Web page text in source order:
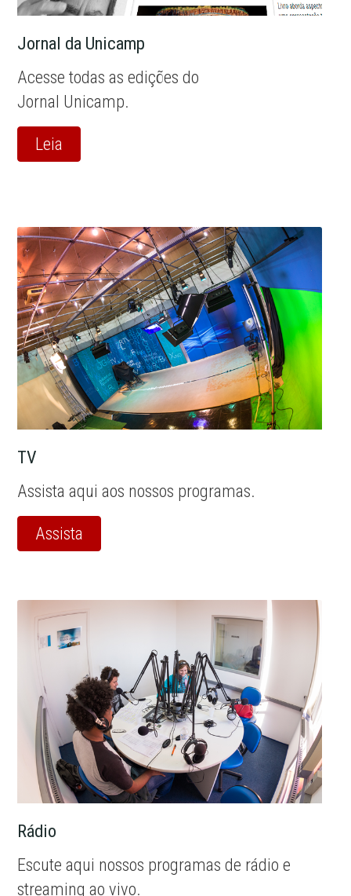
Jornal da Unicamp
Acesse todas as edições do
Jornal Unicamp.
Leia
TV
Assista aqui aos nossos programas.
Assista
Rádio
Escute aqui nossos programas de rádio e
streaming ao vivo.